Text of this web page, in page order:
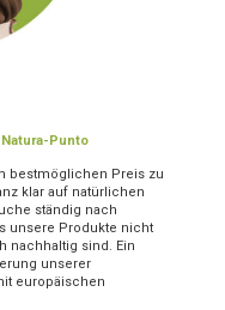
Punto
bestmöglichen Preis zu
klar auf natürlichen
ständig nach
unsere Produkte nicht
nachhaltig sind. Ein
unserer
europäischen